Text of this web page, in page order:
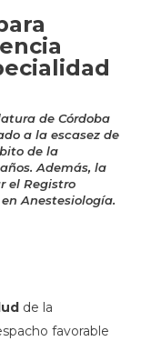
de Córdoba
a la escasez de
de la
Además, la
el Registro
Anestesiología.
de la
favorable